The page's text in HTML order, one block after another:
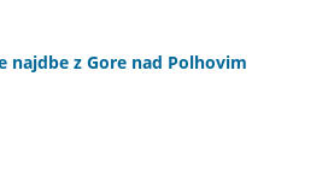
najdbe z Gore nad Polhovim